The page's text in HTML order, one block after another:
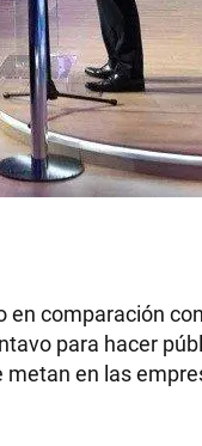
en comparación
para hacer
en las